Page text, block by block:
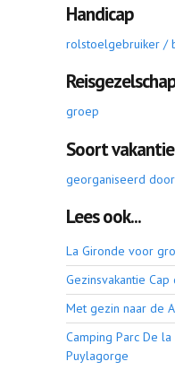
Handicap
rolstoelgebruiker /
groep
Soort vakantie
georganiseerd
Lees ook...
La Gironde voor
Gezinsvakantie Cap
Met gezin naar de
Camping Parc De
Puylagorge